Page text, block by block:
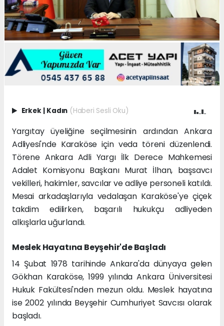
Erkek | Kadın (Haberi Sesli Oku)
Yargıtay üyeliğine seçilmesinin ardından Ankara
Adliyesi'nde Karaköse için veda töreni düzenlendi.
Törene Ankara Adli Yargı İlk Derece Mahkemesi
Adalet Komisyonu Başkanı Murat İlhan, başsavcı
vekilleri, hakimler, savcılar ve adliye personeli katıldı.
Mesai arkadaşlarıyla vedalaşan Karaköse'ye çiçek
takdim edilirken, başarılı hukukçu adliyeden
alkışlarla uğurlandı.
Meslek Hayatına Beyşehir'de Başladı
14 Şubat 1978 tarihinde Ankara'da dünyaya gelen
Gökhan Karaköse, 1999 yılında Ankara Üniversitesi
Hukuk Fakültesi'nden mezun oldu. Meslek hayatına
ise 2002 yılında Beyşehir Cumhuriyet Savcısı olarak
başladı.